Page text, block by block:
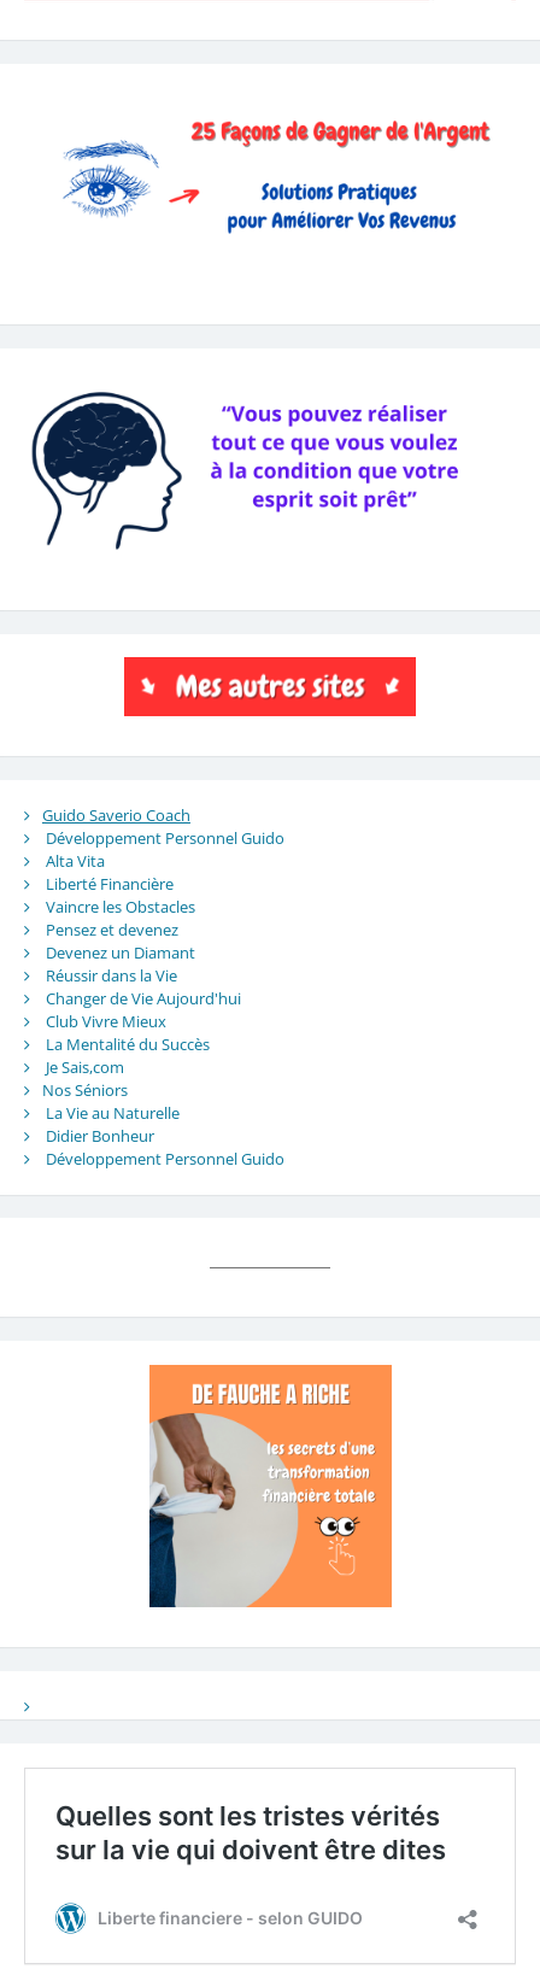
Guido Saverio Coach
Développement Personnel Guido
Alta Vita
Liberté Financière
Vaincre les Obstacles
Pensez et devenez
Devenez un Diamant
Réussir dans la Vie
Changer de Vie Aujourd'hui
Club Vivre Mieux
La Mentalité du Succès
Je Sais,com
Nos Séniors
La Vie au Naturelle
Didier Bonheur
Développement Personnel Guido